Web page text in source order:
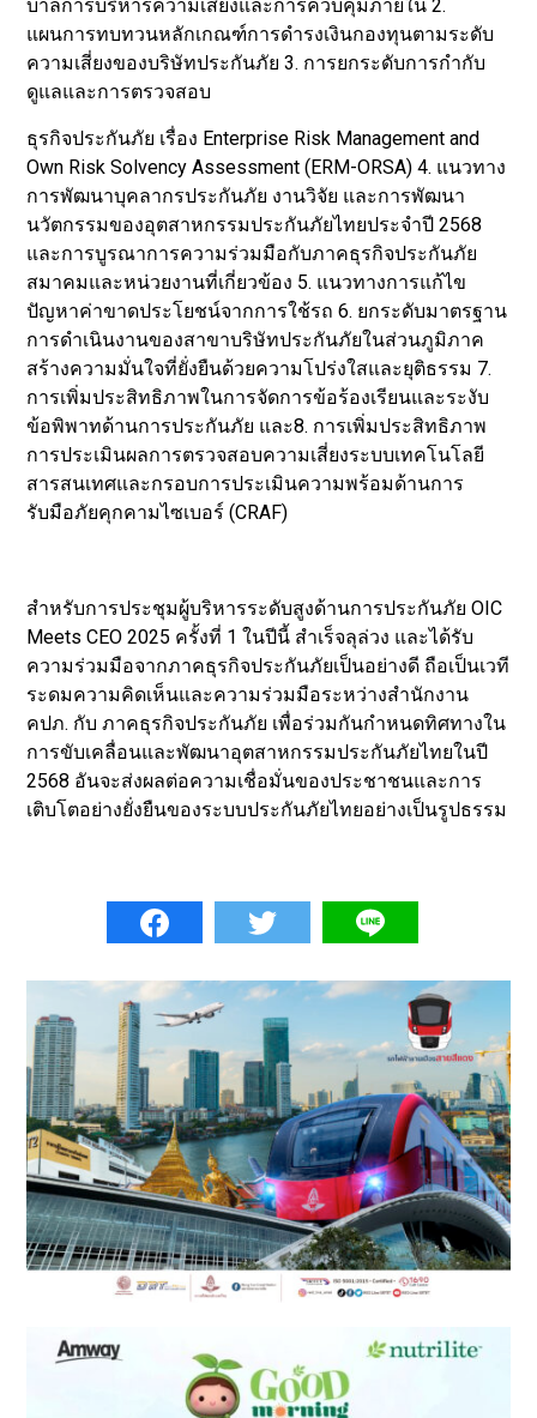
บาลการบริหารความเสี่ยงและการควบคุมภายใน 2.
แผนการทบทวนหลักเกณฑ์การดำรงเงินกองทุนตามระดับ
ความเสี่ยงของบริษัทประกันภัย 3. การยกระดับการกำกับ
ดูแลและการตรวจสอบ
ธุรกิจประกันภัย เรื่อง Enterprise Risk Management and
Own Risk Solvency Assessment (ERM-ORSA) 4. แนวทาง
การพัฒนาบุคลากรประกันภัย งานวิจัย และการพัฒนา
นวัตกรรมของอุตสาหกรรมประกันภัยไทยประจำปี 2568
และการบูรณาการความร่วมมือกับภาคธุรกิจประกันภัย
สมาคมและหน่วยงานที่เกี่ยวข้อง 5. แนวทางการแก้ไข
ปัญหาค่าขาดประโยชน์จากการใช้รถ 6. ยกระดับมาตรฐาน
การดำเนินงานของสาขาบริษัทประกันภัยในส่วนภูมิภาค
สร้างความมั่นใจที่ยั่งยืนด้วยความโปร่งใสและยุติธรรม 7.
การเพิ่มประสิทธิภาพในการจัดการข้อร้องเรียนและระงับ
ข้อพิพาทด้านการประกันภัย และ8. การเพิ่มประสิทธิภาพ
การประเมินผลการตรวจสอบความเสี่ยงระบบเทคโนโลยี
สารสนเทศและกรอบการประเมินความพร้อมด้านการ
รับมือภัยคุกคามไซเบอร์ (CRAF)
สำหรับการประชุมผู้บริหารระดับสูงด้านการประกันภัย OIC
Meets CEO 2025 ครั้งที่ 1 ในปีนี้ สำเร็จลุล่วง และได้รับ
ความร่วมมือจากภาคธุรกิจประกันภัยเป็นอย่างดี ถือเป็นเวที
ระดมความคิดเห็นและความร่วมมือระหว่างสำนักงาน
คปภ. กับ ภาคธุรกิจประกันภัย เพื่อร่วมกันกำหนดทิศทางใน
การขับเคลื่อนและพัฒนาอุตสาหกรรมประกันภัยไทยในปี
2568 อันจะส่งผลต่อความเชื่อมั่นของประชาชนและการ
เติบโตอย่างยั่งยืนของระบบประกันภัยไทยอย่างเป็นรูปธรรม